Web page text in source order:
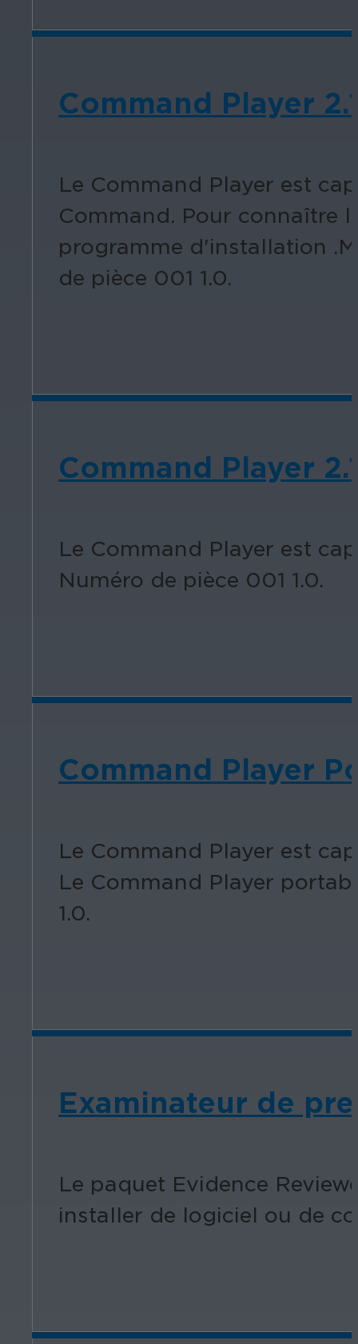
Command Player
Le Command Player est
Command. Pour connaître
programme d'installation
de pièce 001 1.0.
Command Player
Le Command Player est
Numéro de pièce 001 1.0.
Command Player
Le Command Player est
Le Command Player
1.0.
Examinateur de
Le paquet Evidence
installer de logiciel ou de